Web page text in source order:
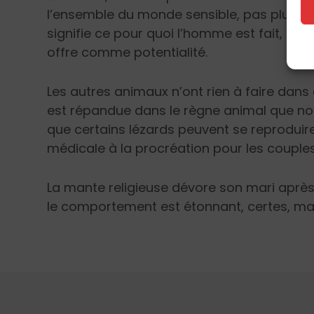
l’ensemble du monde sensible, pas plus
signifie ce pour quoi l’homme est fait, ce
offre comme potentialité.
Les autres animaux n’ont rien à faire
est répandue dans le règne animal que
que certains lézards peuvent se
médicale à la procréation pour les
La mante religieuse dévore son mari
le comportement est étonnant, certes,